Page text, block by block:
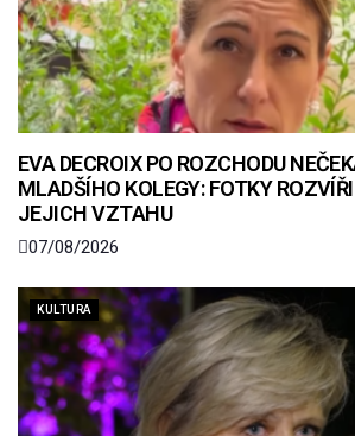
EVA DECROIX PO ROZCHODU
MLADŠÍHO KOLEGY: FOTKY
JEJICH VZTAHU
07/08/2026
KULTURA